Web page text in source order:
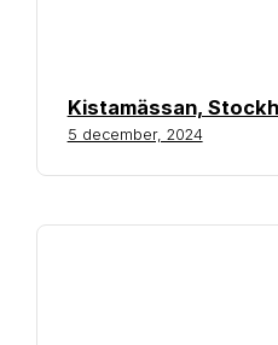
Kistamässan,
5 december, 2024